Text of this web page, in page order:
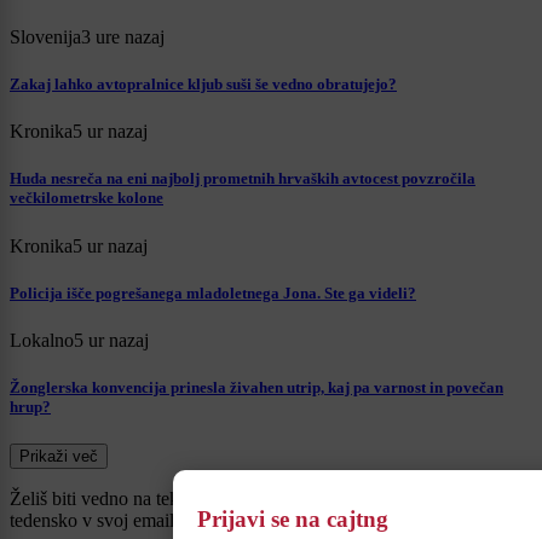
Slovenija3 ure nazaj
Zakaj lahko avtopralnice kljub suši še vedno obratujejo?
Kronika5 ur nazaj
Huda nesreča na eni najbolj prometnih hrvaških avtocest povzročila
večkilometrske kolone
Kronika5 ur nazaj
Policija išče pogrešanega mladoletnega Jona. Ste ga videli?
Lokalno5 ur nazaj
Žonglerska konvencija prinesla živahen utrip, kaj pa varnost in povečan
hrup?
Prikaži več
Želiš biti vedno na tekočem? Prijavi se na novice in dvakrat
tedensko v svoj email nabiralnik prejmi pregled svežih novic.
Prijavi se na cajtng